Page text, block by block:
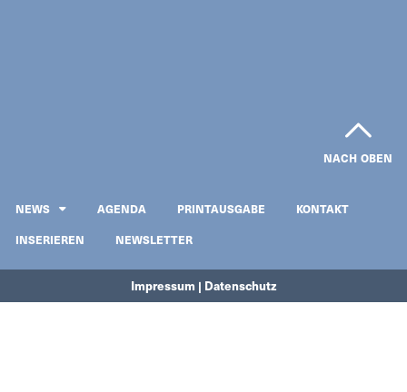
NACH OBEN
NEWS AGENDA PRINTAUSGABE
KONTAKT
INSERIEREN
NEWSLETTER
Impressum | Datenschutz